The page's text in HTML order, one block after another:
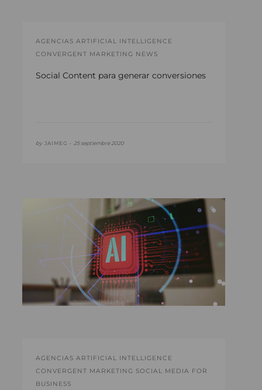
AGENCIAS ARTIFICIAL INTELLIGENCE
CONVERGENT MARKETING NEWS
Social Content para generar conversiones
by JAIMEG • 25 septiembre 2020
AGENCIAS ARTIFICIAL INTELLIGENCE
CONVERGENT MARKETING SOCIAL MEDIA FOR
BUSINESS